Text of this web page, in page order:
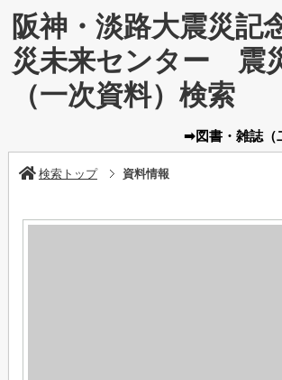
阪神・淡路大震災記
災未来センター 震
（一次資料）検索
➡図書・雑誌（
検索トップ 資料情報